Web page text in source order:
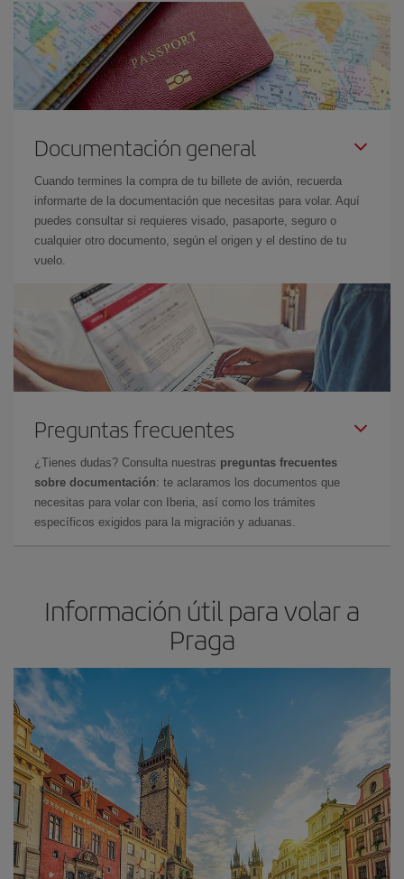
Documentación general
Cuando termines la compra de tu billete de avión, recuerda
informarte de la documentación que necesitas para volar. Aquí
puedes consultar si requieres visado, pasaporte, seguro o
cualquier otro documento, según el origen y el destino de tu
vuelo.
Preguntas frecuentes
¿Tienes dudas? Consulta nuestras preguntas frecuentes
sobre documentación: te aclaramos los documentos que
necesitas para volar con Iberia, así como los trámites
específicos exigidos para la migración y aduanas.
Información útil para volar a
Praga